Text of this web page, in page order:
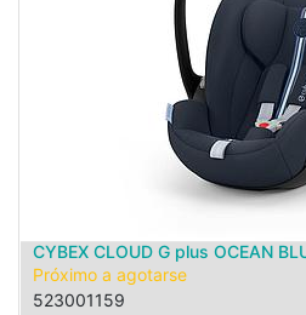
CYBEX CLOUD G plus OCEAN
Próximo a agotarse
523001159